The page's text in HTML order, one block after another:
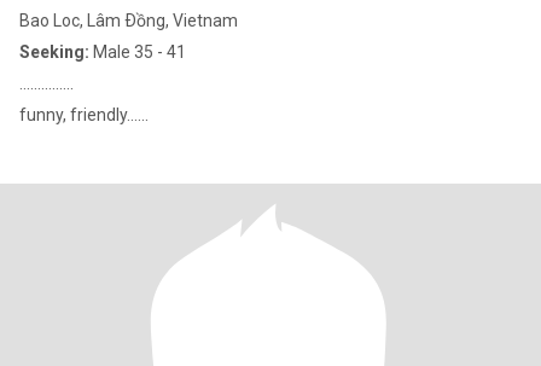
Bao Loc, Lâm Ðồng, Vietnam
Seeking: Male 35 - 41
funny, friendly......